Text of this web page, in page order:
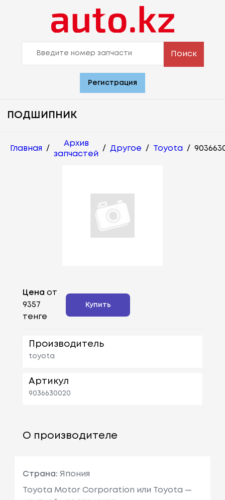
Поиск
Регистрация
ПОДШИПНИК
Главная /
Архив
запчастей
/ Другое / Toyota /
Цена от
9357
тенге
Купить
Производитель
toyota
Артикул
9036630020
О производителе
Страна: Япония
Toyota Motor Corporation или Toyota —